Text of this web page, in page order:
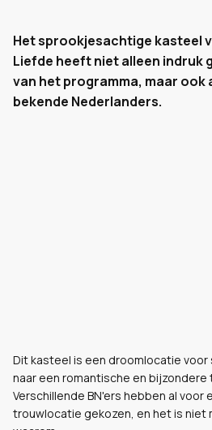
Het sprookjesachtige kasteel
Liefde heeft niet alleen indruk
van het programma, maar ook
bekende Nederlanders.
Dit kasteel is een droomlocatie voor
naar een romantische en
Verschillende BN'ers hebben al voor
trouwlocatie gekozen, en het is niet